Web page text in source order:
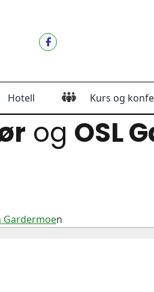
Hotell Kurs og
og OSL
Gardermoen